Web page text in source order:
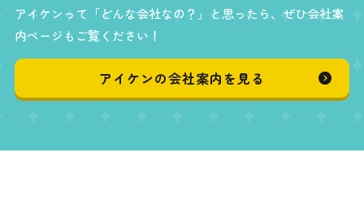
アイケンって「どんな会社なの？」と思ったら、ぜひ会社案
内ページもご覧ください！
アイケンの会社案内を見る